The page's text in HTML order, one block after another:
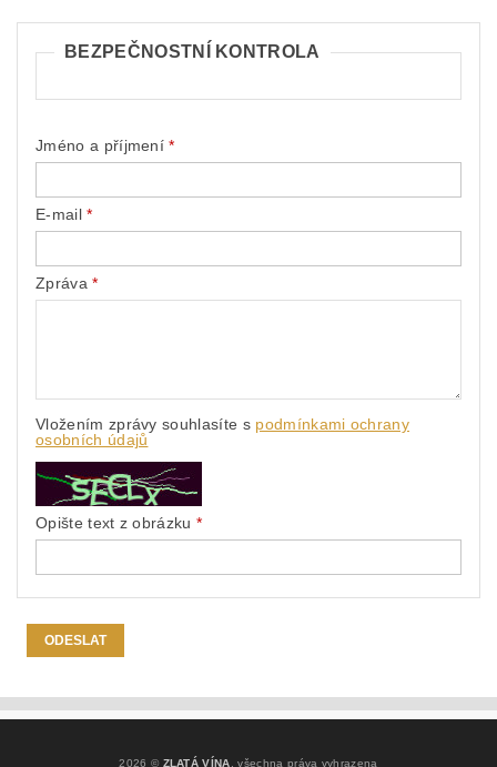
BEZPEČNOSTNÍ KONTROLA
Jméno a příjmení
E-mail
Zpráva
Vložením zprávy souhlasíte s podmínkami ochrany
osobních údajů
Opište text z obrázku
2026 © ZLATÁ VÍNA , všechna práva vyhrazena